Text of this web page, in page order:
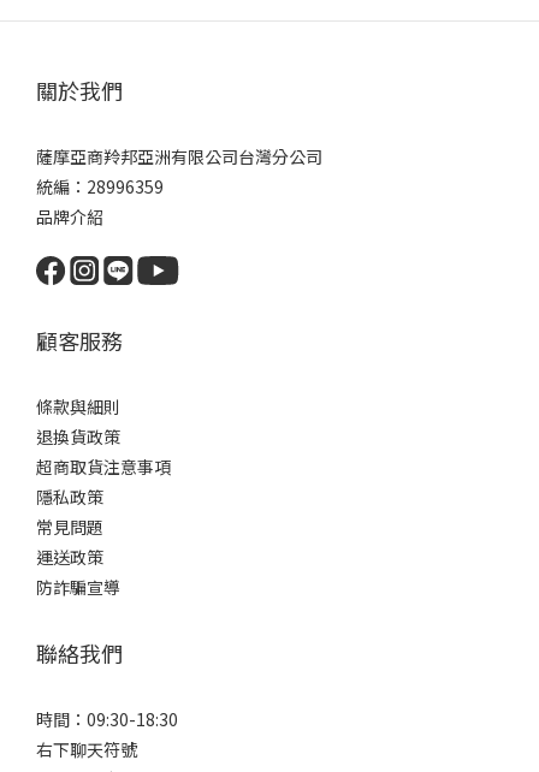
關於我們
薩摩亞商羚邦亞洲有限公司台灣分公司
統編：28996359
品牌介紹
顧客服務
條款與細則
退換貨政策
超商取貨注意事項
隱私政策
常見問題
運送政策
防詐騙宣導
聯絡我們
時間：09:30-18:30
右下聊天符號